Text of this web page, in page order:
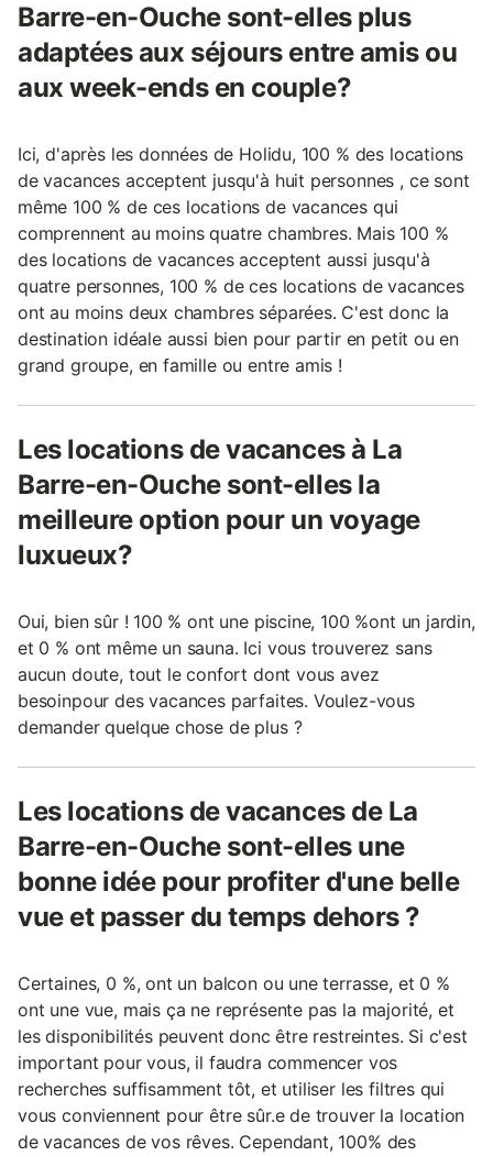
Barre-en-Ouche sont-elles plus
adaptées aux séjours entre amis ou
aux week-ends en couple?
Ici, d'après les données de Holidu, 100 % des locations
de vacances acceptent jusqu'à huit personnes , ce sont
même 100 % de ces locations de vacances qui
comprennent au moins quatre chambres. Mais 100 %
des locations de vacances acceptent aussi jusqu'à
quatre personnes, 100 % de ces locations de vacances
ont au moins deux chambres séparées. C'est donc la
destination idéale aussi bien pour partir en petit ou en
grand groupe, en famille ou entre amis !
Les locations de vacances à La
Barre-en-Ouche sont-elles la
meilleure option pour un voyage
luxueux?
Oui, bien sûr ! 100 % ont une piscine, 100 %ont un jardin,
et 0 % ont même un sauna. Ici vous trouverez sans
aucun doute, tout le confort dont vous avez
besoinpour des vacances parfaites. Voulez-vous
demander quelque chose de plus ?
Les locations de vacances de La
Barre-en-Ouche sont-elles une
bonne idée pour profiter d'une belle
vue et passer du temps dehors ?
Certaines, 0 %, ont un balcon ou une terrasse, et 0 %
ont une vue, mais ça ne représente pas la majorité, et
les disponibilités peuvent donc être restreintes. Si c'est
important pour vous, il faudra commencer vos
recherches suffisamment tôt, et utiliser les filtres qui
vous conviennent pour être sûr.e de trouver la location
de vacances de vos rêves. Cependant, 100% des